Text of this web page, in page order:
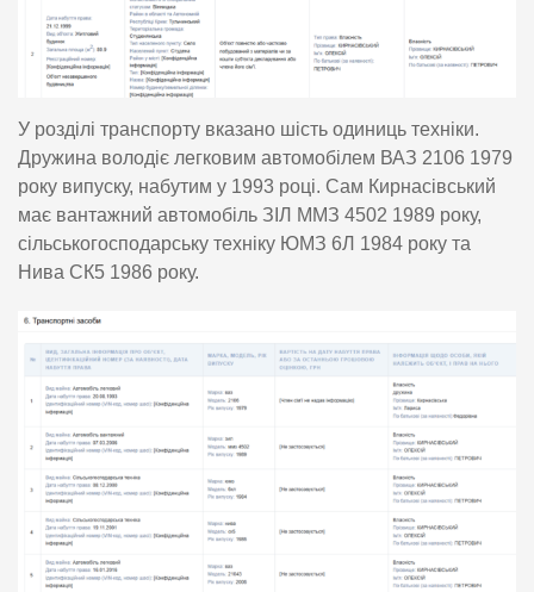
У розділі транспорту вказано шість одиниць техніки.
Дружина володіє легковим автомобілем ВАЗ 2106 1979
року випуску, набутим у 1993 році. Сам Кирнасівський
має вантажний автомобіль ЗІЛ ММЗ 4502 1989 року,
сільськогосподарську техніку ЮМЗ 6Л 1984 року та
Нива СК5 1986 року.